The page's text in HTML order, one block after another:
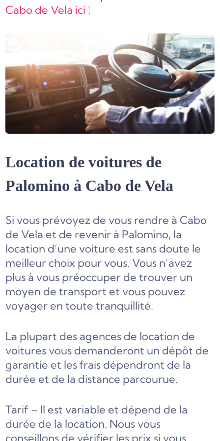
Cabo de Vela ici !
Location de voitures de
Palomino à Cabo de Vela
Si vous prévoyez de vous rendre à Cabo
de Vela et de revenir à Palomino, la
location d’une voiture est sans doute le
meilleur choix pour vous. Vous n’avez
plus à vous préoccuper de trouver un
moyen de transport et vous pouvez
voyager en toute tranquillité.
La plupart des agences de location de
voitures vous demanderont un dépôt de
garantie et les frais dépendront de la
durée et de la distance parcourue.
Tarif – Il est variable et dépend de la
durée de la location. Nous vous
conseillons de vérifier les prix si vous